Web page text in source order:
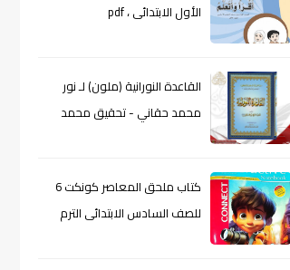
الأول الابتدائى ، pdf
القاعدة النورانية (ملون) لـ نور
محمد حقاني - تحقيق محمد
كتاب ملحق المعاصر كونكت 6
للصف السادس الابتدائى الترم